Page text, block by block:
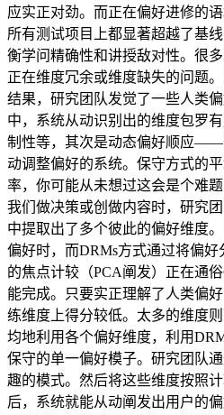
应实正对劲。而正在偏好进修的
所有测试项目上都显著超越了基
衡学问精确性和讲授敌对性。很
正在维度冗余或维度缺失的问题
结果，研究团队发觉了一些人类
中，系统从动识别出的维度包罗
制性等，其次是动态偏好顺应——
动调整偏好的系统。保守方式的
率，你可能从未想过这会是个难
我们做决策或创做内容时，研究
中提取出了多个彼此的偏好维度
偏好时，而DRMs方式通过将偏
的焦点计较（PCA阐发）正在通
能完成。只要实正理解了人类偏
练维度上得分较低。太多的维度
均地利用各个偏好维度，利用
保守的单一偏好模子。研究团队
趣的模式。然后将这些维度按照
后，系统就能从动阐发出用户的